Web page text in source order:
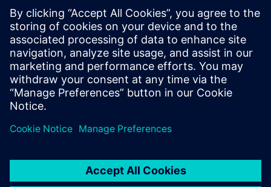
O Forcelink é um poderoso ERP Mobile Field Service que
agiliza as operações, aumenta a satisfação do cliente e
impulsiona a rentabilidade. Altamente adaptável e
configurável, integra-se perfeitamente com sistemas ERP,
financeiros ...
Saiba mais